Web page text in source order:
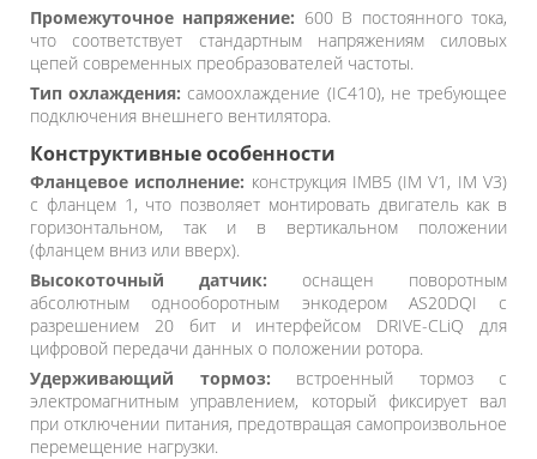
Промежуточное напряжение: 600 В постоянного тока,
что соответствует стандартным напряжениям силовых
цепей современных преобразователей частоты.
Тип охлаждения: самоохлаждение (IC410), не требующее
подключения внешнего вентилятора.
Конструктивные особенности
Фланцевое исполнение: конструкция IMB5 (IM V1, IM V3)
с фланцем 1, что позволяет монтировать двигатель как в
горизонтальном, так и в вертикальном положении
(фланцем вниз или вверх).
Высокоточный датчик: оснащен поворотным
абсолютным однооборотным энкодером AS20DQI с
разрешением 20 бит и интерфейсом DRIVE-CLiQ для
цифровой передачи данных о положении ротора.
Удерживающий тормоз: встроенный тормоз с
электромагнитным управлением, который фиксирует вал
при отключении питания, предотвращая самопроизвольное
перемещение нагрузки.